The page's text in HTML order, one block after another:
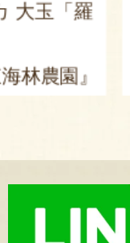
大玉「羅
林農園』